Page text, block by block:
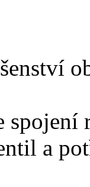
spojení
a